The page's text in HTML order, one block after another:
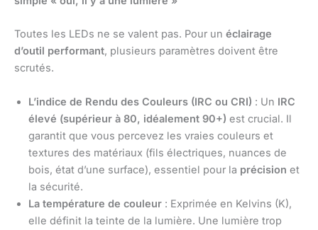
Toutes les LEDs ne se valent pas. Pour un éclairage
d’outil performant, plusieurs paramètres doivent être
scrutés.
L’indice de Rendu des Couleurs (IRC ou CRI) : Un IRC
élevé (supérieur à 80, idéalement 90+) est crucial. Il
garantit que vous percevez les vraies couleurs et
textures des matériaux (fils électriques, nuances de
bois, état d’une surface), essentiel pour la précision et
la sécurité.
La température de couleur : Exprimée en Kelvins (K),
elle définit la teinte de la lumière. Une lumière trop